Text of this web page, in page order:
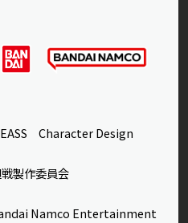
Character Design
製作委員会
Namco Entertainment